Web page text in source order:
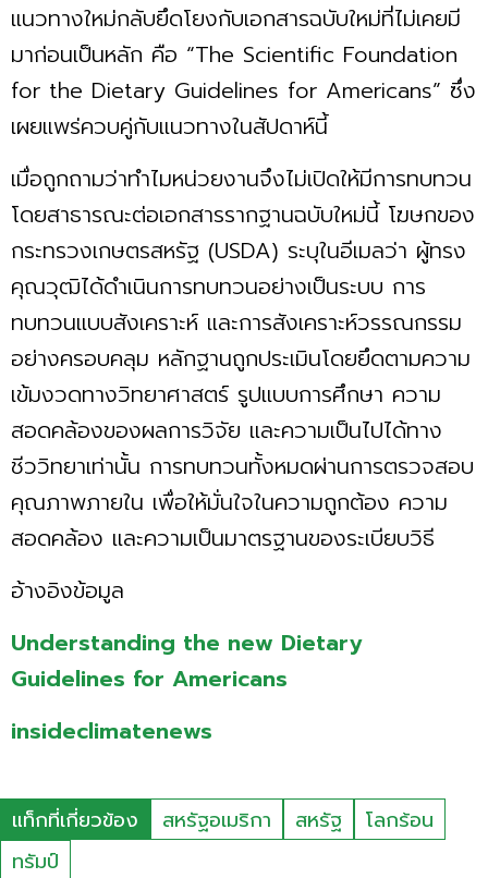
แนวทางใหม่กลับยึดโยงกับเอกสารฉบับใหม่ที่ไม่เคยมี
มาก่อนเป็นหลัก คือ “The Scientific Foundation
for the Dietary Guidelines for Americans” ซึ่ง
เผยแพร่ควบคู่กับแนวทางในสัปดาห์นี้
เมื่อถูกถามว่าทำไมหน่วยงานจึงไม่เปิดให้มีการทบทวน
โดยสาธารณะต่อเอกสารรากฐานฉบับใหม่นี้ โฆษกของ
กระทรวงเกษตรสหรัฐ (USDA) ระบุในอีเมลว่า ผู้ทรง
คุณวุฒิได้ดำเนินการทบทวนอย่างเป็นระบบ การ
ทบทวนแบบสังเคราะห์ และการสังเคราะห์วรรณกรรม
อย่างครอบคลุม หลักฐานถูกประเมินโดยยึดตามความ
เข้มงวดทางวิทยาศาสตร์ รูปแบบการศึกษา ความ
สอดคล้องของผลการวิจัย และความเป็นไปได้ทาง
ชีววิทยาเท่านั้น การทบทวนทั้งหมดผ่านการตรวจสอบ
คุณภาพภายใน เพื่อให้มั่นใจในความถูกต้อง ความ
สอดคล้อง และความเป็นมาตรฐานของระเบียบวิธี
อ้างอิงข้อมูล
Understanding the new Dietary
Guidelines for Americans
insideclimatenews
แท็กที่เกี่ยวข้อง สหรัฐอเมริกา สหรัฐ
โลกร้อน
ทรัมป์